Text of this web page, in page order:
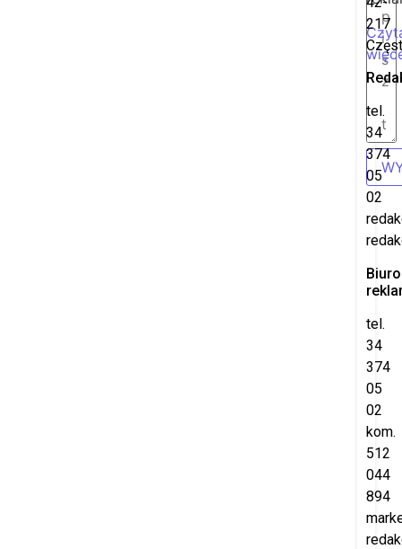
217
tel.
34
374
05
02
Biuro
tel.
34
374
05
02
kom.
512
044
894